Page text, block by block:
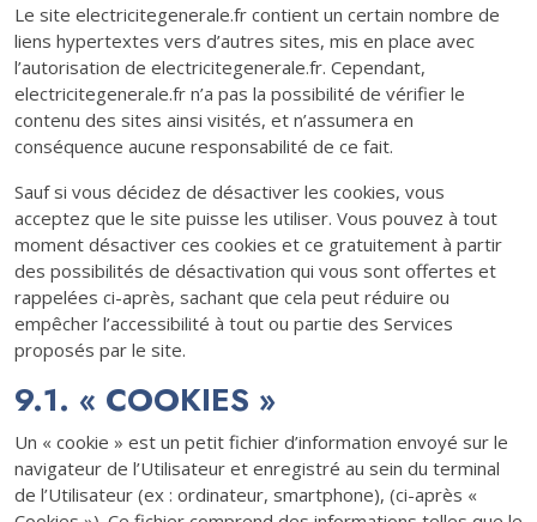
Le site electricitegenerale.fr contient un certain nombre de
liens hypertextes vers d’autres sites, mis en place avec
l’autorisation de electricitegenerale.fr. Cependant,
electricitegenerale.fr n’a pas la possibilité de vérifier le
contenu des sites ainsi visités, et n’assumera en
conséquence aucune responsabilité de ce fait.
Sauf si vous décidez de désactiver les cookies, vous
acceptez que le site puisse les utiliser. Vous pouvez à tout
moment désactiver ces cookies et ce gratuitement à partir
des possibilités de désactivation qui vous sont offertes et
rappelées ci-après, sachant que cela peut réduire ou
empêcher l’accessibilité à tout ou partie des Services
proposés par le site.
9.1. « COOKIES »
Un « cookie » est un petit fichier d’information envoyé sur le
navigateur de l’Utilisateur et enregistré au sein du terminal
de l’Utilisateur (ex : ordinateur, smartphone), (ci-après «